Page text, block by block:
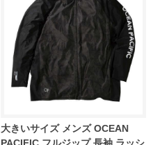
大きいサイズ メンズ OCEAN